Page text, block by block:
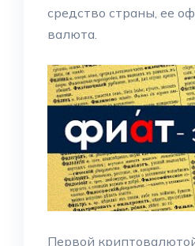
средство страны, ее
валюта.
Первой